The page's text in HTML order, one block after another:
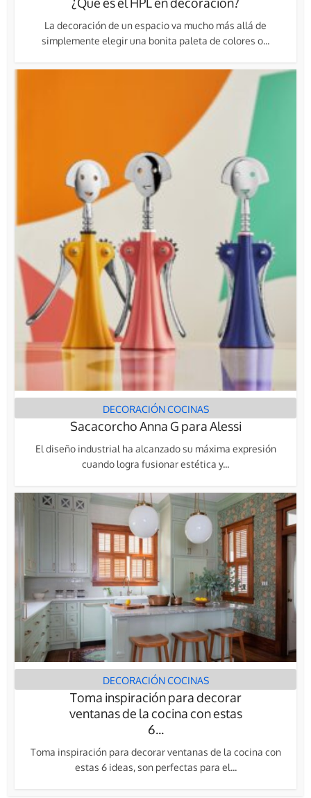
La decoración de un espacio va mucho más allá de
simplemente elegir una bonita paleta de colores o...
DECORACIÓN COCINAS
Sacacorcho Anna G para Alessi
El diseño industrial ha alcanzado su máxima expresión
cuando logra fusionar estética y...
DECORACIÓN COCINAS
Toma inspiración para decorar
ventanas de la cocina con estas
6...
Toma inspiración para decorar ventanas de la cocina con
estas 6 ideas, son perfectas para el...